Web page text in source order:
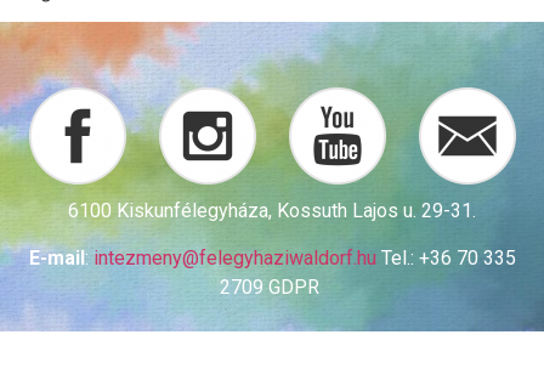
6100 Kiskunfélegyháza, Kossuth Lajos u. 29-31.
E-mail: intezmeny@felegyhaziwaldorf.hu Tel.: +36 70 335
2709 GDPR